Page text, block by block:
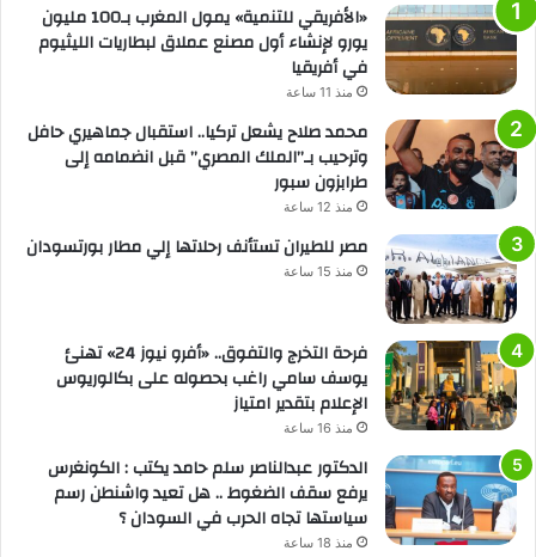
«الأفريقي للتنمية» يمول المغرب بـ100 مليون
يورو لإنشاء أول مصنع عملاق لبطاريات الليثيوم
في أفريقيا
منذ 11 ساعة
محمد صلاح يشعل تركيا.. استقبال جماهيري حافل
وترحيب بـ”الملك المصري” قبل انضمامه إلى
طرابزون سبور
منذ 12 ساعة
مصر للطيران تستأنف رحلاتها إلي مطار بورتسودان
منذ 15 ساعة
فرحة التخرج والتفوق.. «أفرو نيوز 24» تهنئ
يوسف سامي راغب بحصوله على بكالوريوس
الإعلام بتقدير امتياز
منذ 16 ساعة
الدكتور عبدالناصر سلم حامد يكتب : الكونغرس
يرفع سقف الضغوط .. هل تعيد واشنطن رسم
سياستها تجاه الحرب في السودان ؟
منذ 18 ساعة